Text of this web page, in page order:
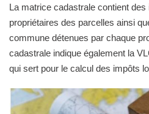
La matrice cadastrale contient
propriétaires des parcelles ainsi
commune détenues par chaque
cadastrale indique également la
qui sert pour le calcul des impôts